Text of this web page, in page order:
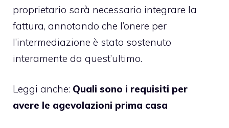
proprietario sarà necessario integrare la
fattura, annotando che l’onere per
l’intermediazione è stato sostenuto
interamente da quest’ultimo.
Leggi anche: Quali sono i requisiti per
avere le agevolazioni prima casa